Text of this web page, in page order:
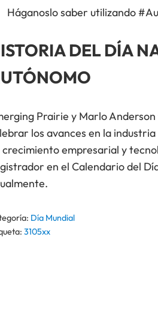
Háganoslo saber utilizando
DEL DÍA
Prairie y Marlo
los avances en la
crecimiento empresarial y
en el Calendario del
Día Mundial
3105xx